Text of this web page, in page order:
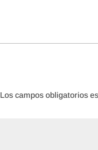
Los campos obligatorios